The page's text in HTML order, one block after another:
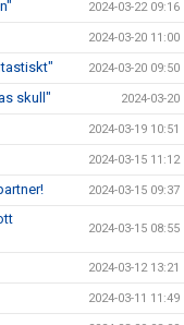
2024-03-22 09:16
2024-03-20 11:00
2024-03-20 09:50
skull" 2024-03-20
2024-03-19 10:51
2024-03-15 11:12
2024-03-15 09:37
2024-03-15 08:55
2024-03-12 13:21
2024-03-11 11:49